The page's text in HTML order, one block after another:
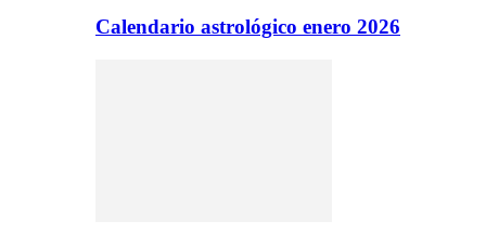
Calendario astrológico enero 2026